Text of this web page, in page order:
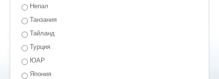
Непал
Танзания
Тайланд
Турция
ЮАР
Япония